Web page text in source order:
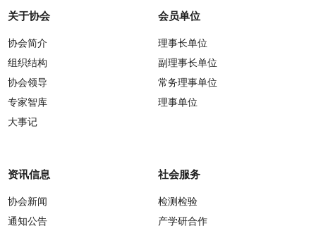
关于协会
协会简介
组织结构
协会领导
专家智库
大事记
会员单位
理事长单位
副理事长单位
常务理事单位
理事单位
资讯信息
协会新闻
通知公告
社会服务
检测检验
产学研合作